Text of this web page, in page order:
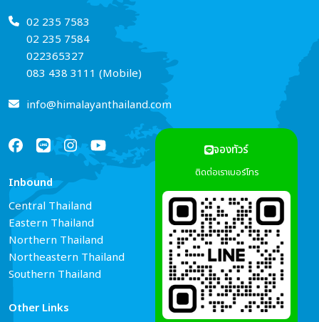
จองทัวร์
ติดต่อเราเบอร์โทร
02 235 7583
02 235 7584
022365327
083 438 3111 (Mobile)
info@himalayanthailand.com
Inbound
Central Thailand
Eastern Thailand
Northern Thailand
Northeastern Thailand
Southern Thailand
Tour Guide Booking
Car Rental
Hotel Reservations
Air Ticket Booking
Other Links Connect Us